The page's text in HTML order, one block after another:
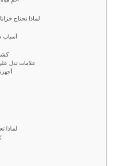
لماذا تحتاج
أسباب
علامات تدل
لماذا